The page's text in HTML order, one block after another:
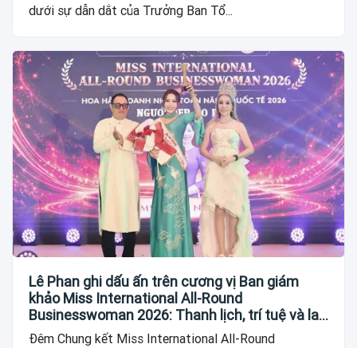
dưới sự dẫn dắt của Trưởng Ban Tổ...
Lê Phan ghi dấu ấn trên cương vị Ban giám
khảo Miss International All-Round
Businesswoman 2026: Thanh lịch, trí tuệ và lan
tỏa giá trị của người phụ nữ hiện đại
Đêm Chung kết Miss International All-Round